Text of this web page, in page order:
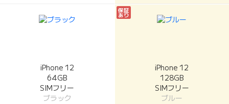
iPhone 12
64GB
SIMフリー
ブラック
保証
あり
iPhone 12
128GB
SIMフリー
ブルー